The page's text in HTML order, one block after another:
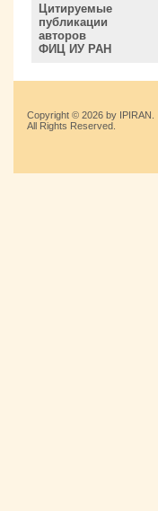
Цитируемые
публикации
авторов
ФИЦ ИУ РАН
Copyright © 2026 by IPIRAN.
All Rights Reserved.